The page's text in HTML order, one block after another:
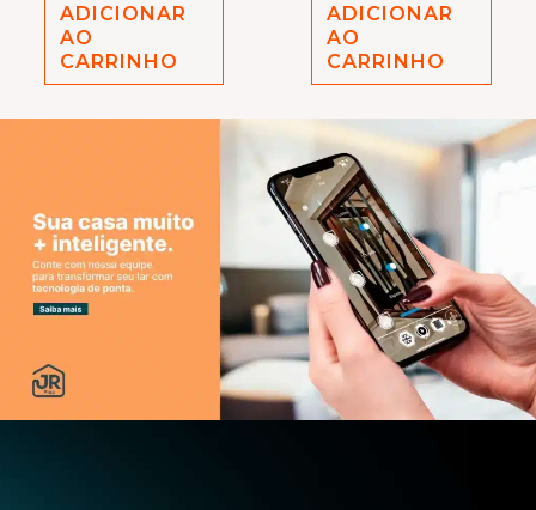
ADICIONAR
AO
CARRINHO
ADICIONAR
AO
CARRINHO